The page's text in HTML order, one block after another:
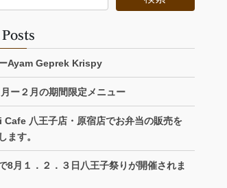
Ayam Geprek Krispy
ー２月の期間限定メニュー
八王子店・原宿店でお弁当の販売を
ます。
8月１．２．３日八王子祭りが開催されま